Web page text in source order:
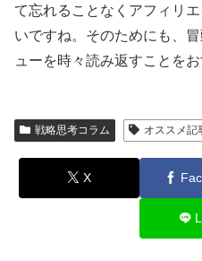
て忘れることなくアフィリ
いですね。そのためにも、
ューを時々読み返すことをお
戦略思考コラム オススメ記
X